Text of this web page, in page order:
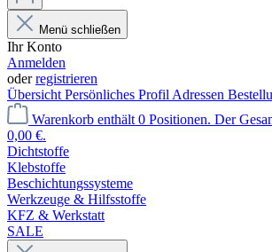
Menü schließen
Ihr Konto
Anmelden
oderregistrieren
Übersicht Persönliches Profil Adressen
Warenkorb enthält 0 Positionen. Der
0,00 €.
Dichtstoffe
Klebstoffe
Beschichtungssysteme
Werkzeuge & Hilfsstoffe
KFZ & Werkstatt
SALE